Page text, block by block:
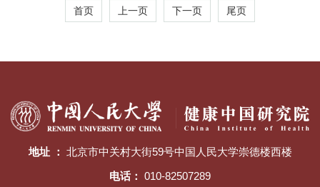
首页 上一页 下一页 尾页
地址 ： 北京市中关村大街59号中国人民大学崇德楼西楼
电话： 010-82507289